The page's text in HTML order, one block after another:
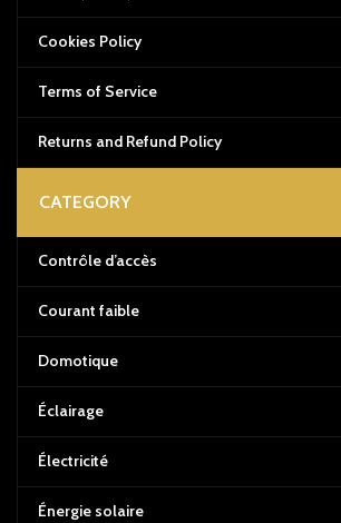
Cookies Policy
Terms of Service
Returns and Refund Policy
CATEGORY
Contrôle d’accès
Courant faible
Domotique
Éclairage
Électricité
Énergie solaire